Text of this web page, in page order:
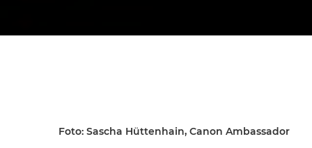
Foto: Sascha Hüttenhain, Canon Ambassador